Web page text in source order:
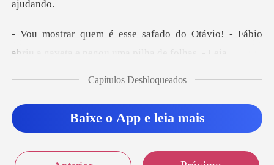
Otávio! - Fábio
abriu a gaveta e p
sentou naCapítulos Desbloqueados
Baixe o App e leia mais